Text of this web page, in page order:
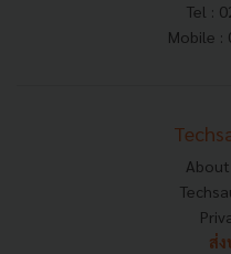
Tel :
Mobile :
ส่